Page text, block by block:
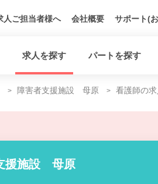
人ご担当者様へ 会社概要 サポート(
求人を探す パートを探す
障害者支援施設 母原 看護師の求
援施設 母原